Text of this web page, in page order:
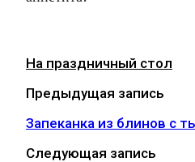
На праздничный стол
Предыдущая запись
Запеканка из блинов с
Следующая запись